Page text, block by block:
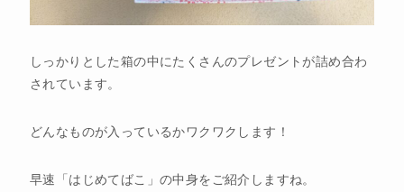
しっかりとした箱の中にたくさんのプレゼントが詰め合わ
されています。
どんなものが入っているかワクワクします！
早速「はじめてばこ」の中身をご紹介しますね。